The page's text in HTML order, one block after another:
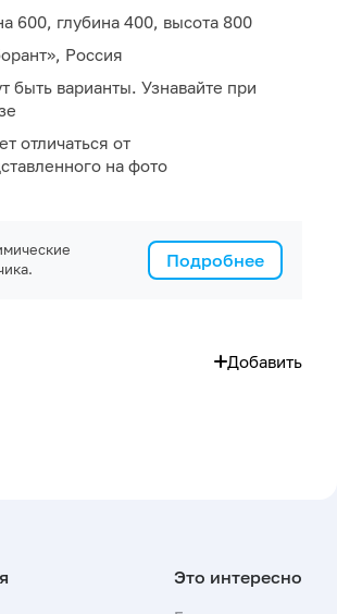
600, глубина 400, высота 800
Россия
быть варианты. Узнавайте при
отличаться от
на фото
Подробнее
Добавить